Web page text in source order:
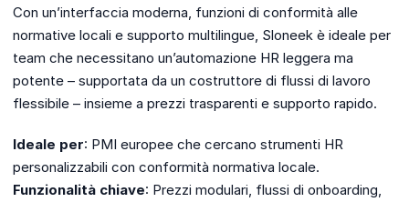
Con un’interfaccia moderna, funzioni di conformità alle
normative locali e supporto multilingue, Sloneek è ideale per
team che necessitano un’automazione HR leggera ma
potente – supportata da un costruttore di flussi di lavoro
flessibile – insieme a prezzi trasparenti e supporto rapido.
Ideale per: PMI europee che cercano strumenti HR
personalizzabili con conformità normativa locale.
Funzionalità chiave: Prezzi modulari, flussi di onboarding,